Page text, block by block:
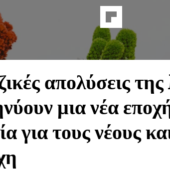
απολύσεις
μια νέα
για τους νέους